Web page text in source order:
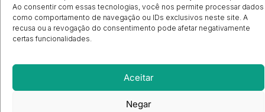
Ao consentir com essas tecnologias, você nos permite processar dados
como comportamento de navegação ou IDs exclusivos neste site. A
recusa ou a revogação do consentimento pode afetar negativamente
certas funcionalidades.
Aceitar
Negar
Contactos
Envio
de
Manuscritos
Candidatura
Registo
Livrarias
vantagens
e
avisos
diretamente